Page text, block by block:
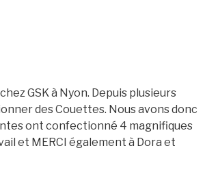
GSK à Nyon. Depuis plusieurs
des Couettes. Nous avons donc
ont confectionné 4 magnifiques
et MERCI également à Dora et